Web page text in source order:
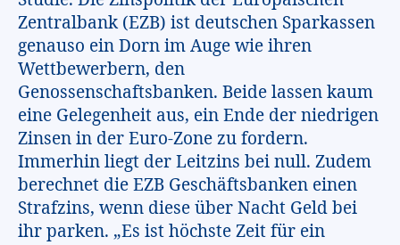
Zentralbank (EZB) ist deutschen Sparkassen
genauso ein Dorn im Auge wie ihren
Wettbewerbern, den
Genossenschaftsbanken. Beide lassen kaum
eine Gelegenheit aus, ein Ende der niedrigen
Zinsen in der Euro-Zone zu fordern.
Immerhin liegt der Leitzins bei null. Zudem
berechnet die EZB Geschäftsbanken einen
Strafzins, wenn diese über Nacht Geld bei
ihr parken. „Es ist höchste Zeit für ein